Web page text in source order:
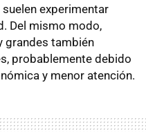
experimentar
Del mismo modo,
grandes también
probablemente debido
y menor atención.